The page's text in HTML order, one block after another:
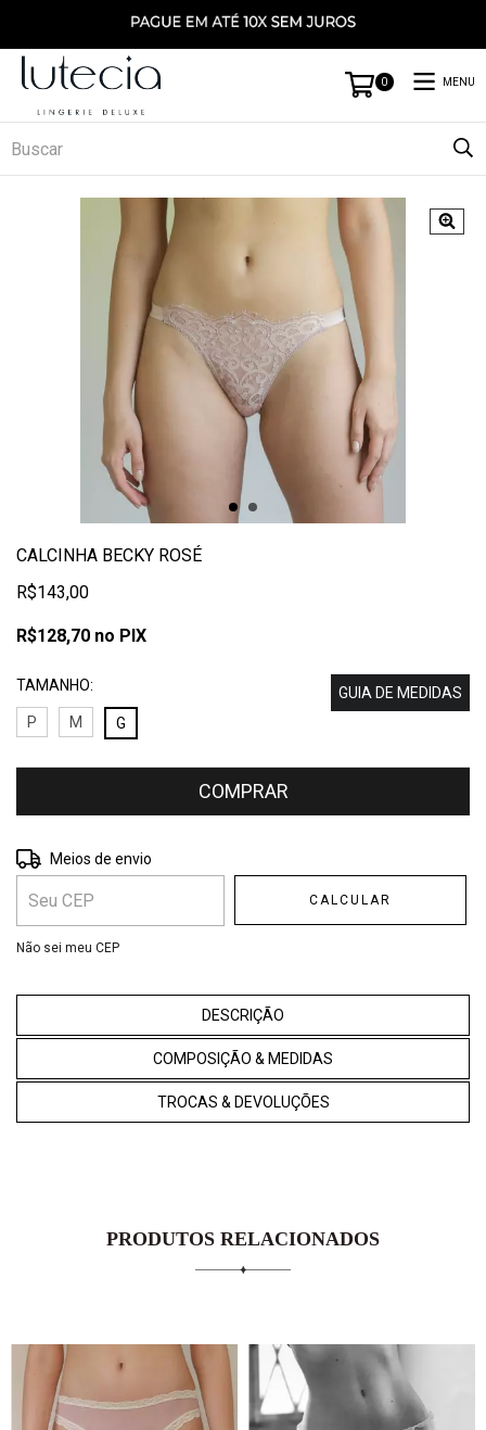
0 MENU
CALCINHA BECKY ROSÉ
R$143,00
R$128,70 no PIX
TAMANHO:
GUIA DE MEDIDAS
P
M G
Entregas para o CEP:
Meios de envio
CALCULAR
Não sei meu CEP
DESCRIÇÃO
COMPOSIÇÃO & MEDIDAS
TROCAS & DEVOLUÇÕES
PRODUTOS RELACIONADOS